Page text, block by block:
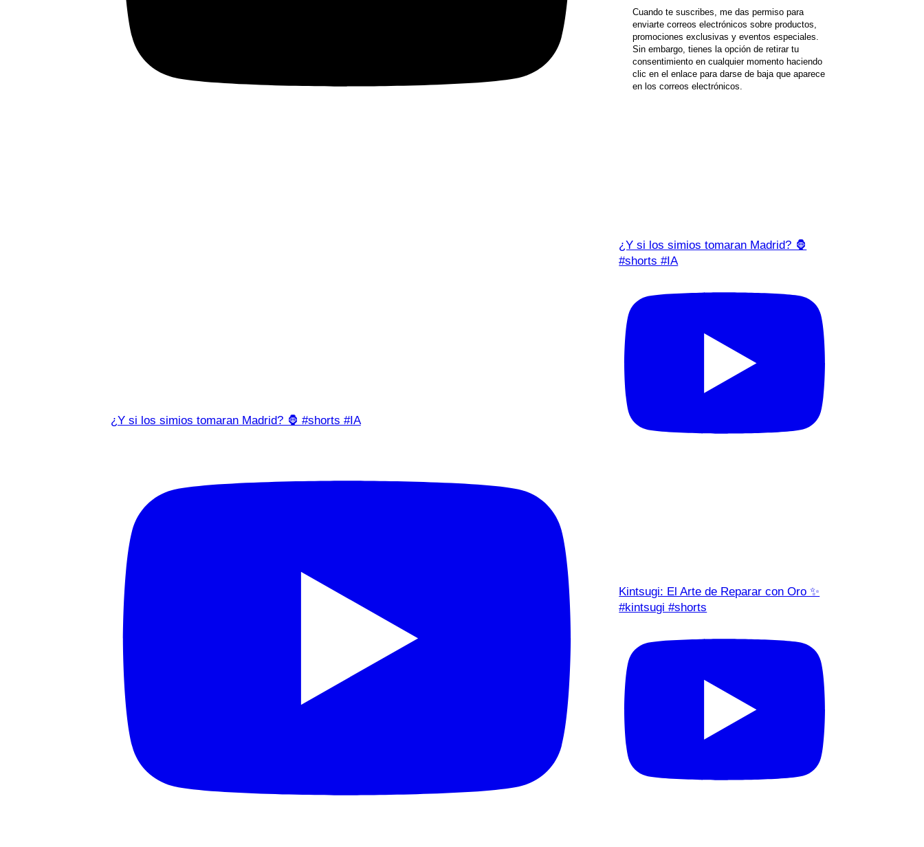
¿Y si los simios tomaran Madrid? 🦍 #shorts #IA
Cuando te suscribes, me das permiso para
enviarte correos electrónicos sobre productos,
promociones exclusivas y eventos especiales.
Sin embargo, tienes la opción de retirar tu
consentimiento en cualquier momento haciendo
clic en el enlace para darse de baja que aparece
en los correos electrónicos.
¿Y si los simios tomaran Madrid? 🦍
#shorts #IA
Kintsugi: El Arte de Reparar con Oro ✨
#kintsugi #shorts